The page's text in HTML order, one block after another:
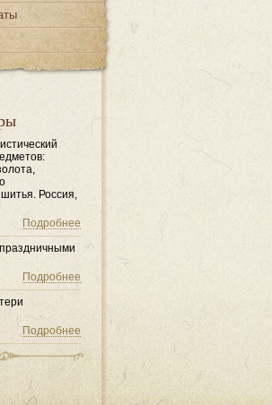
Россия,
Подробнее
Подробнее
Подробнее